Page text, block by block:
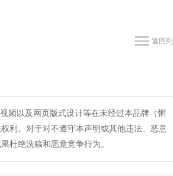
返回
频以及网页版式设计等在未经过本品牌（粥
利。对于对不遵守本声明或其他违法、恶意
杜绝洗稿和恶意竞争行为。